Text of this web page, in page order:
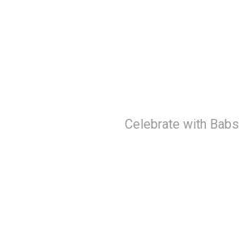
Celebrate with Babs